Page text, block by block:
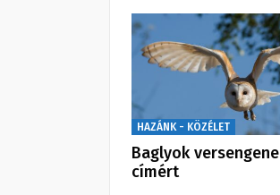
HAZÁNK - KÖZÉLET
Baglyok
címért